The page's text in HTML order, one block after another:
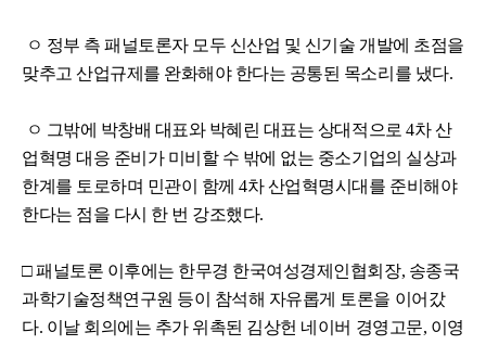
ㅇ 정부 측 패널토론자 모두 신산업 및 신기술 개발에 초점을
맞추고 산업규제를 완화해야 한다는 공통된 목소리를 냈다.
ㅇ 그밖에 박창배 대표와 박혜린 대표는 상대적으로 4차 산
업혁명 대응 준비가 미비할 수 밖에 없는 중소기업의 실상과
한계를 토로하며 민관이 함께 4차 산업혁명시대를 준비해야
한다는 점을 다시 한 번 강조했다.
□ 패널토론 이후에는 한무경 한국여성경제인협회장, 송종국
과학기술정책연구원 등이 참석해 자유롭게 토론을 이어갔
다. 이날 회의에는 추가 위촉된 김상헌 네이버 경영고문, 이영